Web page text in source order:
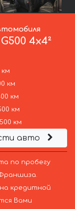
4x4²
км
км
км
км
км
авто
по пробегу
кредитной
Вами